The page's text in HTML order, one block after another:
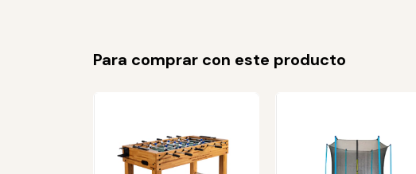
Para comprar con este producto